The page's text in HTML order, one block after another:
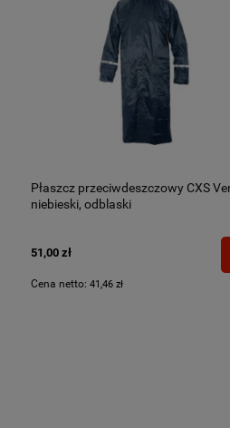
Płaszcz przeciwdeszczowy CXS
niebieski, odblaski
51,00 zł
Cena netto: 41,46 zł